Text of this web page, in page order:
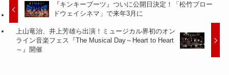
『キンキーブーツ』ついに公開日決定！「松竹ブロー
ドウェイシネマ」で来年3月に
上山竜治、井上芳雄ら出演！ミュージカル界初のオン
ライン音楽フェス『The Musical Day～Heart to Heart
～』開催